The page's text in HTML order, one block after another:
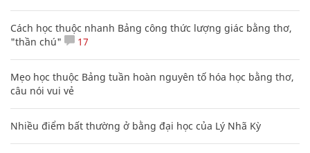
Cách học thuộc nhanh Bảng công thức lượng giác bằng thơ,
"thần chú"
17
Mẹo học thuộc Bảng tuần hoàn nguyên tố hóa học bằng thơ,
câu nói vui vẻ
Nhiều điểm bất thường ở bằng đại học của Lý Nhã Kỳ